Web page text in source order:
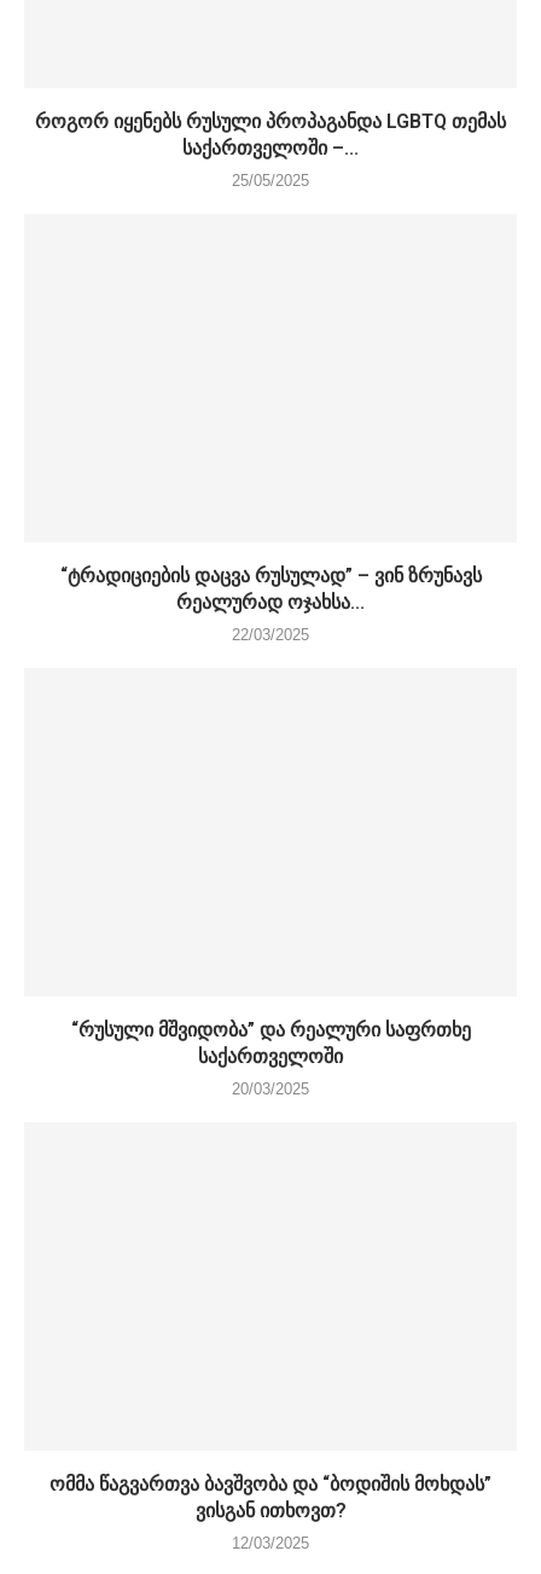
როგორ იყენებს რუსული პროპაგანდა LGBTQ თემას
საქართველოში –...
25/05/2025
“ტრადიციების დაცვა რუსულად” – ვინ ზრუნავს
რეალურად ოჯახსა...
22/03/2025
“რუსული მშვიდობა” და რეალური საფრთხე
საქართველოში
20/03/2025
ომმა წაგვართვა ბავშვობა და “ბოდიშის მოხდას”
ვისგან ითხოვთ?
12/03/2025